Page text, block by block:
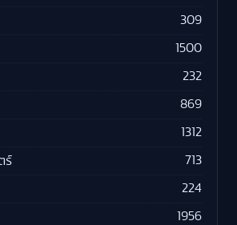
309
1500
232
869
1312
ร์ 713
224
1956